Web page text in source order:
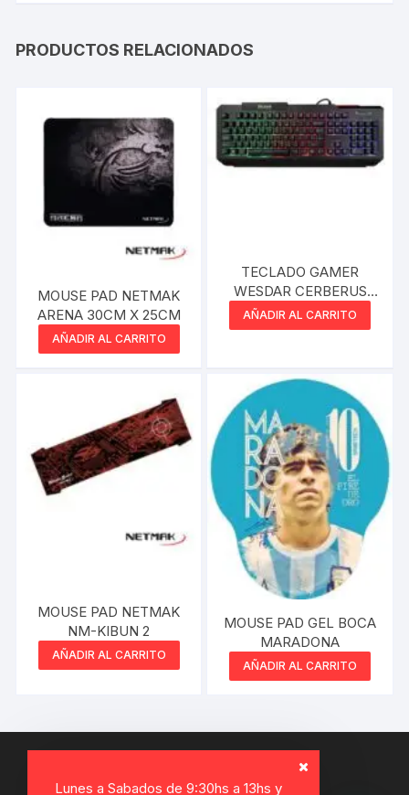
Lunes a Sabados de 9:30hs a 13hs y
PRODUCTOS RELACIONADOS
MOUSE PAD NETMAK
ARENA 30CM X 25CM
AÑADIR AL CARRITO
TECLADO GAMER
WESDAR CERBERUS
USB RETROILUMINADO
AÑADIR AL CARRITO
MOUSE PAD NETMAK
NM-KIBUN 2
AÑADIR AL CARRITO
MOUSE PAD GEL BOCA
MARADONA
AÑADIR AL CARRITO